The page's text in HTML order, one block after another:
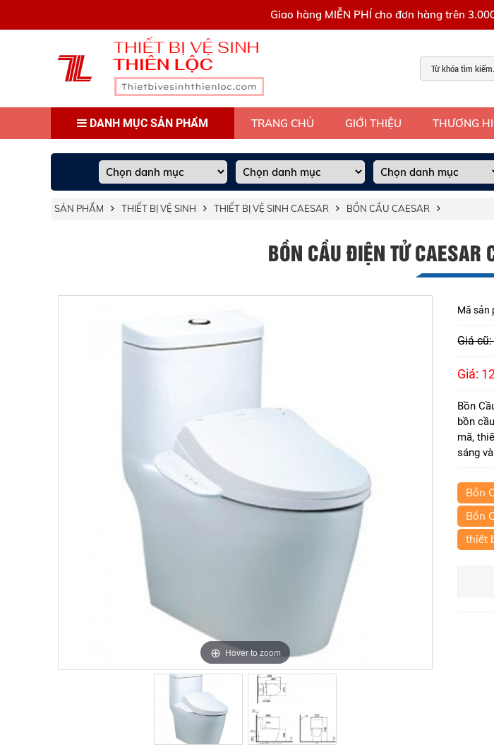
Giao hàng MIỄN PHÍ cho đơn hàng trên
DANH MỤC SẢN PHẨM TRANG CHỦ GIỚI THIỆU THƯƠNG
SẢN PHẨM THIẾT BỊ VỆ SINH THIẾT BỊ VỆ SINH CAESAR BỒN CẦU CAESAR
BỒN CẦU ĐIỆN TỬ CAESAR
Hover to zoom
Hover to zoom
Mã sản
Giá
Giá:
Bồn
bồn
mã,
sáng
Bồn
Bồn
thiết